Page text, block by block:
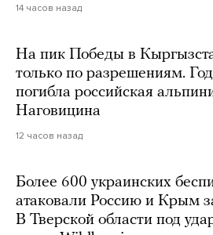
14 часов назад
На пик Победы в
только по разрешениям.
погибла российская
Наговицина
12 часов назад
Более 600 украинских
атаковали Россию и Крым
В Тверской области под